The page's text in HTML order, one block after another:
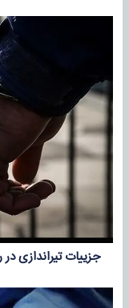
جزییات تیراندازی